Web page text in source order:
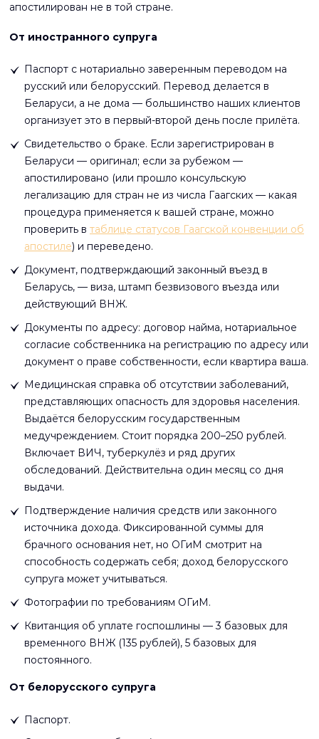
апостилирован не в той стране.
От иностранного супруга
Паспорт с нотариально заверенным переводом на
русский или белорусский. Перевод делается в
Беларуси, а не дома — большинство наших клиентов
организует это в первый-второй день после прилёта.
Свидетельство о браке. Если зарегистрирован в
Беларуси — оригинал; если за рубежом —
апостилировано (или прошло консульскую
легализацию для стран не из числа Гаагских — какая
процедура применяется к вашей стране, можно
проверить в таблице статусов Гаагской конвенции об
апостиле) и переведено.
Документ, подтверждающий законный въезд в
Беларусь, — виза, штамп безвизового въезда или
действующий ВНЖ.
Документы по адресу: договор найма, нотариальное
согласие собственника на регистрацию по адресу или
документ о праве собственности, если квартира ваша.
Медицинская справка об отсутствии заболеваний,
представляющих опасность для здоровья населения.
Выдаётся белорусским государственным
медучреждением. Стоит порядка 200–250 рублей.
Включает ВИЧ, туберкулёз и ряд других
обследований. Действительна один месяц со дня
выдачи.
Подтверждение наличия средств или законного
источника дохода. Фиксированной суммы для
брачного основания нет, но ОГиМ смотрит на
способность содержать себя; доход белорусского
супруга может учитываться.
Фотографии по требованиям ОГиМ.
Квитанция об уплате госпошлины — 3 базовых для
временного ВНЖ (135 рублей), 5 базовых для
постоянного.
От белорусского супруга
Паспорт.